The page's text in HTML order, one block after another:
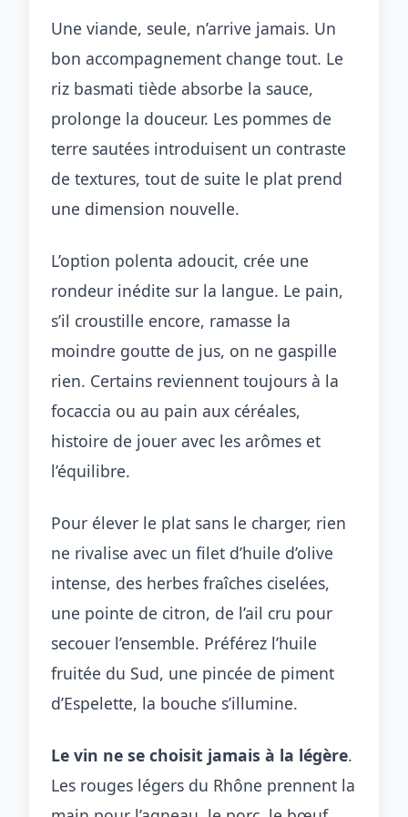
Une viande, seule, n’arrive jamais. Un
bon accompagnement change tout. Le
riz basmati tiède absorbe la sauce,
prolonge la douceur. Les pommes de
terre sautées introduisent un contraste
de textures, tout de suite le plat prend
une dimension nouvelle.
L’option polenta adoucit, crée une
rondeur inédite sur la langue. Le pain,
s’il croustille encore, ramasse la
moindre goutte de jus, on ne gaspille
rien. Certains reviennent toujours à la
focaccia ou au pain aux céréales,
histoire de jouer avec les arômes et
l’équilibre.
Pour élever le plat sans le charger, rien
ne rivalise avec un filet d’huile d’olive
intense, des herbes fraîches ciselées,
une pointe de citron, de l’ail cru pour
secouer l’ensemble. Préférez l’huile
fruitée du Sud, une pincée de piment
d’Espelette, la bouche s’illumine.
Le vin ne se choisit jamais à la légère.
Les rouges légers du Rhône prennent la